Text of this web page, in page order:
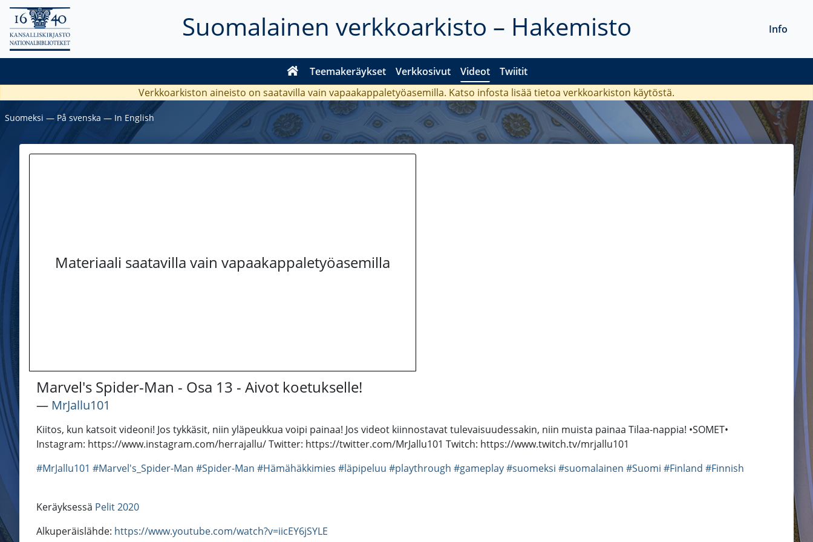
Suomalainen verkkoarkisto – Hakemisto
Teemakeräykset Verkkosivut Videot Twiitit
Info
Verkkoarkiston aineisto on saatavilla vain vapaakappaletyöasemilla. Katso infosta lisää tietoa verkkoarkiston käytöstä.
Suomeksi ― På svenska ― In English
Materiaali saatavilla vain vapaakappaletyöasemilla
Marvel's Spider-Man - Osa 13 - Aivot koetukselle!
― MrJallu101
Kiitos, kun katsoit videoni! Jos tykkäsit, niin yläpeukkua voipi painaa! Jos videot kiinnostavat tulevaisuudessakin, niin muista painaa Tilaa-nappia! •SOMET•
Instagram: https://www.instagram.com/herrajallu/ Twitter: https://twitter.com/MrJallu101 Twitch: https://www.twitch.tv/mrjallu101
#MrJallu101 #Marvel's_Spider-Man #Spider-Man #Hämähäkkimies #läpipeluu #playthrough #gameplay#suomeksi #suomalainen #Suomi #Finland #Finnish
Keräyksessä Pelit 2020
Alkuperäislähde: https://www.youtube.com/watch?v=iicEY6jSYLE